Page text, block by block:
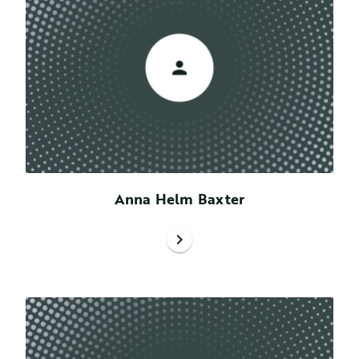
Anna Helm Baxter
chevron_right